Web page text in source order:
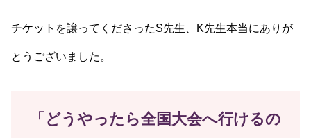
チケットを譲ってくださったS先生、K先生本当にありが
とうございました。
「どうやったら全国大会へ行けるの